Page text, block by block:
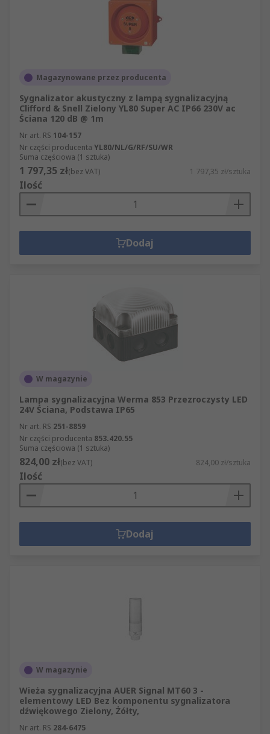
Magazynowane przez producenta
Sygnalizator akustyczny z lampą sygnalizacyjną
Clifford & Snell Zielony YL80 Super AC IP66 230V ac
Ściana 120 dB @ 1m
Nr art. RS 104-157
Nr części producenta YL80/NL/G/RF/SU/WR
Suma częściowa (1 sztuka)
1 797,35 zł(bez VAT) 1 797,35 zł/sztuka
Ilość
Dodaj
W magazynie
Lampa sygnalizacyjna Werma 853 Przezroczysty LED
24V Ściana, Podstawa IP65
Nr art. RS 251-8859
Nr części producenta 853.420.55
Suma częściowa (1 sztuka)
824,00 zł(bez VAT) 824,00 zł/sztuka
Ilość
Dodaj
W magazynie
Wieża sygnalizacyjna AUER Signal MT60 3 -
elementowy LED Bez komponentu sygnalizatora
dźwiękowego Zielony, Żółty,
Nr art. RS 284-6475